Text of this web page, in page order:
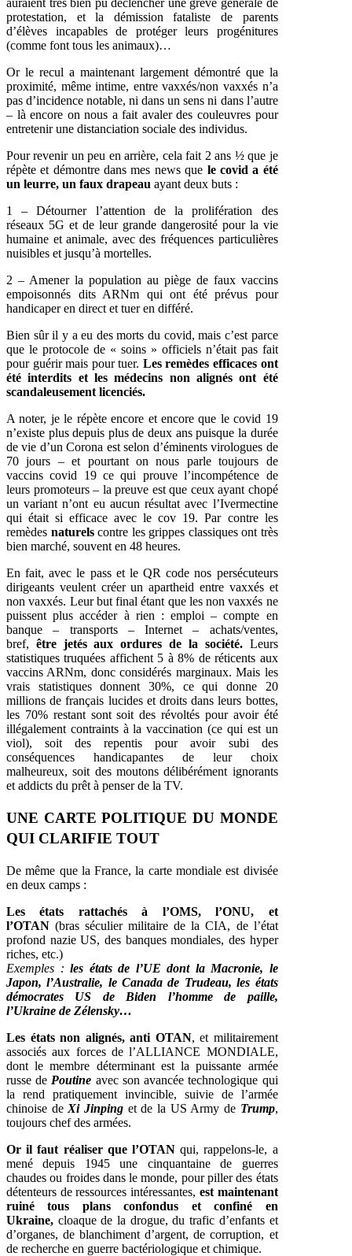
auraient très bien pu déclencher une grève générale de
protestation, et la démission fataliste de parents
d’élèves incapables de protéger leurs progénitures
(comme font tous les animaux)…
Or le recul a maintenant largement démontré que la
proximité, même intime, entre vaxxés/non vaxxés n’a
pas d’incidence notable, ni dans un sens ni dans l’autre
– là encore on nous a fait avaler des couleuvres pour
entretenir une distanciation sociale des individus.
Pour revenir un peu en arrière, cela fait 2 ans ½ que je
répète et démontre dans mes news que le covid a été
un leurre, un faux drapeau ayant deux buts :
1 – Détourner l’attention de la prolifération des
réseaux 5G et de leur grande dangerosité pour la vie
humaine et animale, avec des fréquences particulières
nuisibles et jusqu’à mortelles.
2 – Amener la population au piège de faux vaccins
empoisonnés dits ARNm qui ont été prévus pour
handicaper en direct et tuer en différé.
Bien sûr il y a eu des morts du covid, mais c’est parce
que le protocole de « soins » officiels n’était pas fait
pour guérir mais pour tuer. Les remèdes efficaces ont
été interdits et les médecins non alignés ont été
scandaleusement licenciés.
A noter, je le répète encore et encore que le covid 19
n’existe plus depuis plus de deux ans puisque la durée
de vie d’un Corona est selon d’éminents virologues de
70 jours – et pourtant on nous parle toujours de
vaccins covid 19 ce qui prouve l’incompétence de
leurs promoteurs – la preuve est que ceux ayant chopé
un variant n’ont eu aucun résultat avec l’Ivermectine
qui était si efficace avec le cov 19. Par contre les
remèdes naturelscontre les grippes classiques ont très
bien marché, souvent en 48 heures.
En fait, avec le pass et le QR code nos persécuteurs
dirigeants veulent créer un apartheid entre vaxxés et
non vaxxés. Leur but final étant que les non vaxxés ne
puissent plus accéder à rien : emploi – compte en
banque – transports – Internet – achats/ventes,
bref, être jetés aux ordures de la société.Leurs
statistiques truquées affichent 5 à 8% de réticents aux
vaccins ARNm, donc considérés marginaux. Mais les
vrais statistiques donnent 30%, ce qui donne 20
millions de français lucides et droits dans leurs bottes,
les 70% restant sont soit des révoltés pour avoir été
illégalement contraints à la vaccination (ce qui est un
viol), soit des repentis pour avoir subi des
conséquences handicapantes de leur choix
malheureux, soit des moutons délibérément ignorants
et addicts du prêt à penser de la TV.
UNE CARTE POLITIQUE DU MONDE
QUI CLARIFIE TOUT
De même que la France, la carte mondiale est divisée
en deux camps :
Les états rattachés à l’OMS, l’ONU, et
l’OTAN (bras séculier militaire de la CIA, de l’état
profond nazie US, des banques mondiales, des hyper
riches, etc.)
Exemples :les états de l’UE dont la Macronie, le
Japon, l’Australie, le Canada de Trudeau, les états
démocrates US de Biden l’homme de paille,
l’Ukraine de Zélensky…
Les états non alignés, anti OTAN, et militairement
associés aux forces de l’ALLIANCE MONDIALE,
dont le membre déterminant est la puissante armée
russe de Poutine avec son avancée technologique qui
la rend pratiquement invincible, suivie de l’armée
chinoise de Xi Jinping et de la US Army de Trump,
toujours chef des armées.
Or il faut réaliser que l’OTAN qui, rappelons-le, a
mené depuis 1945 une cinquantaine de guerres
chaudes ou froides dans le monde, pour piller des états
détenteurs de ressources intéressantes, est maintenant
ruiné tous plans confondus et confiné en
Ukraine, cloaque de la drogue, du trafic d’enfants et
d’organes, de blanchiment d’argent, de corruption, et
de recherche en guerre bactériologique et chimique.